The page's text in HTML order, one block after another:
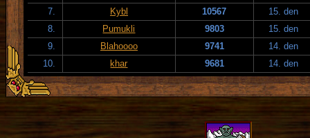
7.
Kybl 10567
15. den
8.
Pumukli 9803
15. den
9.
Blahoooo 9741
14. den
10.
khar 9681 14. den